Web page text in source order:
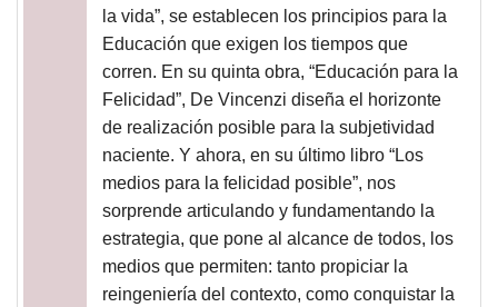
la vida”, se establecen los principios para la
Educación que exigen los tiempos que
corren. En su quinta obra, “Educación para la
Felicidad”, De Vincenzi diseña el horizonte
de realización posible para la subjetividad
naciente. Y ahora, en su último libro “Los
medios para la felicidad posible”, nos
sorprende articulando y fundamentando la
estrategia, que pone al alcance de todos, los
medios que permiten: tanto propiciar la
reingeniería del contexto, como conquistar la